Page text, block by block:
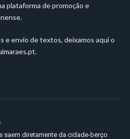
plataforma de promoção e
e envio de textos, deixamos aqui o
.
saem diretamente da cidade-berço